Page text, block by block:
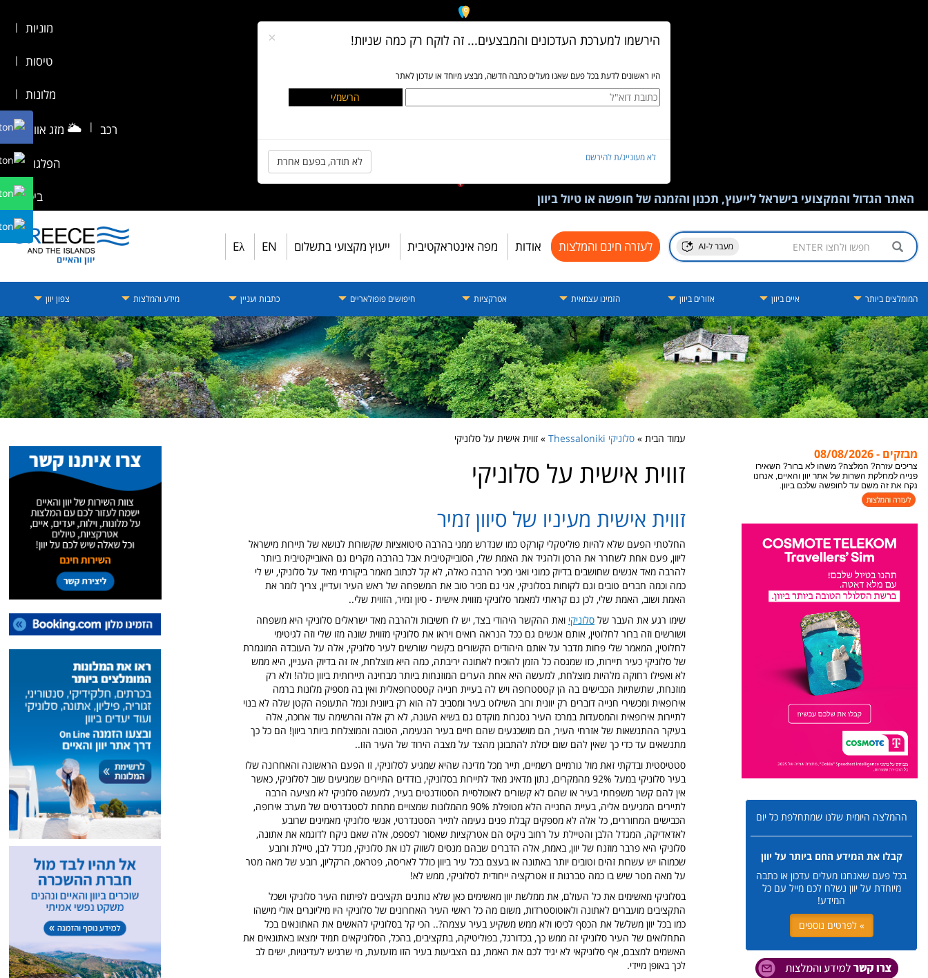
מוניות |
טיסות |
מלונות |
רכב |
🌥️ מזג אוויר |
הפלגות |
ביטוח האתר הגדול והמקצועי בישראל לייעוץ, תכנון והזמנה של חופשה או טיול ביוון
לעזרה חינם והמלצות אודות מפה אינטראקטיבית ייעוץ מקצועי בתשלום EN
Eλ
המומלצים ביותר איים ביוון אזורים ביוון הזמינו עצמאית אטרקציות חיפושים פופולאריים כתבות ועניין מידע והמלצות צפון יוון
עמוד הבית » סלוניקי Thessaloniki » זווית אישית על סלוניקי
מבזקים - 08/08/2026
צריכים עזרה? המלצה? משהו לא ברור? השאירו
נקח את זה משם עד לחופשה שלכם ביוון.
אתר יוון והאיים מתעדכן במידע חדש כל הזמן, לקבלת
המידע העדכני ביותר לעמוד בו אתם נמצאים או
צופים, מומלץ לבצע ריפרש לעמוד "רענון".
ההמלצה היומית שלנו שמתחלפת כל יום
קבלו את המידע החם ביותר על יוון
בכל פעם שאנחנו מעלים עדכון או כתבה
מיוחדת על יוון נשלח לכם מייל עם כל
המידע!
» לפרטים נוספים
× הירשמו למערכת העדכונים והמבצעים... זה לוקח רק כמה שניות!
היו ראשונים לדעת בכל פעם שאנו מעלים כתבה חדשה, מבצע מיוחד או עדכון לאתר
לא מעוניינ/ת להירשם לא תודה, בפעם אחרת
זווית אישית על סלוניקי
זווית אישית מעיניו של סיוון זמיר
החלטתי הפעם שלא להיות פוליטקלי קורקט כמו שנדרש ממני בהרבה סיטואציות שקשורות לנושא של תיירות מישראל
ליוון, פעם אחת לשחרר את הרסן ולהגיד את האמת שלי, הסובייקטיבית אבל בהרבה מקרים גם האובייקטיבית ביותר
להרבה מאד אנשים שחושבים בדיוק כמוני ואני מכיר הרבה כאלה, לא קל לכתוב מאמר ביקורתי מאד על סלוניקי, יש לי
כמה וכמה חברים טובים וגם לקוחות בסלוניקי, אני גם מכיר טוב את המשפחה של ראש העיר ועדיין, צריך לומר את
האמת ושוב, האמת שלי, לכן גם קראתי למאמר סלוניקי מזווית אישית - סיון זמיר, הזווית שלי..
שימו רגע את העבר של סלוניקי ואת ההקשר היהודי בצד, יש לו חשיבות ולהרבה מאד ישראלים סלוניקי היא משפחה
ושורשים וזה ברור לחלוטין, אותם אנשים גם ככל הנראה רואים ויראו את סלוניקי מזווית שונה מזו שלי וזה לגיטימי
לחלוטין, המאמר שלי פחות מדבר על אותם היהודים הקשורים בקשרי שורשים לעיר סלוניקי, אלה על העובדה המוגמרת
של סלוניקי כעיר תיירות, כזו שמנסה כל הזמן להוכיח לאתונה יריבתה, כמה היא מוצלחת, אז זה בדיוק העניין, היא ממש
לא ואפילו רחוקה מלהיות מוצלחת, למעשה היא אחת הערים המוזנחות ביותר מבחינה תיירותית ביוון כולה! ולא רק
מוזנחת, שתשתיות הכבישים בה הן קטסטרופה ויש לה בעיית חנייה קטסטרופאלית ואין בה מספיק מלונות ברמה
אירופאית ומכשירי חנייה דוברים רק יוונית ורוב השילוט בעיר ומסביב לה הוא רק ביוונית ונמל התעופה הקטן שלה לא בנוי
לתיירות אירופאית והמסעדות במרכז העיר נסגרות מוקדם גם בשיא העונה, לא רק אלה והרשימה עוד ארוכה, אלה
בעיקר ההתנשאות של אזרחי העיר, הם מושכנעים שהם חיים בעיר הנעימה, הטובה והמוצלחת ביותר ביוון! הם כל כך
מתנשאים עד כדי כך שאין להם שום יכולת להתבונן מהצד על מצבה הירוד של העיר הזו..
סטטיסטית ובדקתי זאת מול גורמיים רשמיים, תייר מכל מדינה שהיא שמגיע לסלוניקי, זו הפעם הראשונה והאחרונה שלו
בעיר סלוניקי במעל 92% מהמקרים, נתון מדאיג מאד לתיירות בסלוניקי, בודדים התיירים שמגיעים שוב לסלוניקי, כאשר
אין להם קשר משפחתי בעיר או שהם לא קשורים לאוכולסיית הסטודנטים בעיר, למעשה סלוניקי לא מציעה הרבה
לתיירים המגיעים אליה, בעיית החנייה הלא מטופלת 90% מהמלונות שמצויים מתחת לסטנדרטים של מערב אירופה,
הכבישים המחוררים, כל אלה לא מספקים קבלת פנים נעימה לתייר הסטנדרטי, אנשי סלוניקי מאמינים שרובע
לאדאדיקה, המגדל הלבן והטיילת על רחוב ניקיס הם אטרקציות שאסור לפספס, אלה שאם ניקח לדוגמא את אתונה,
סלוניקי היא פרבר מוזנח של יוון, באמת, אלה הדברים שבהם מנסים לשווק לנו את סלוניקי, מגדל לבן, טיילת ורובע
שכמוהו יש עשרות זהים וטובים יותר באתונה או בעצם בכל עיר ביוון כולל לאריסה, פטראס, הרקליון, רובע של מאה מטר
על מאה מטר שיש בו כמה טברנות זו אטרקציה ייחודית לסלוניקי, ממש לא!
בסלוניקי מאשימים את כל העולם, את ממלשת יוון מאשימים כאן שלא נותנים תקציבים לפיתוח העיר סלוניקי ושכל
התקציבים מועברים לאתונה ולאוטוסטרדות, משום מה כל ראשי העיר האחרונים של סלוניקי היו מיליונרים אולי מישהו
כמו בכל יוון משלשל את הכסף לכיסו ולא ממש משקיע בעיר עצמה?.. הכי קל בסלוניקי להאשים את האתונאים בכל
התחלואים של העיר סלוניקי זה ממש כך, בכדורגל, בפוליטיקה, בתקציבים, בהכל, הסלוניקאים תמיד ימצאו באתונאים את
האשמים למצבם, אף סלוניקאי לא יגיד לכם את האמת, גם הצביעות בעיר הזו מזעזעת, מי שרגיש לעדינויות, ישים לב
לכך באופן מיידי.